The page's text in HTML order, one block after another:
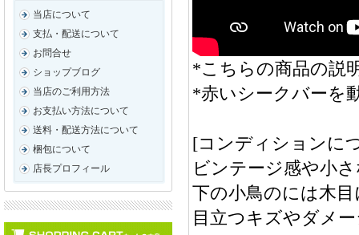
当店について
支払・配送について
お問合せ
ショップブログ
当店のご利用方法
お支払い方法について
送料・配送方法について
梱包について
店長プロフィール
*こちらの商品の説
*赤いシークバーを
[コンディションに
ビンテージ感や小
下の小鳥のには木
目立つキズやダメ